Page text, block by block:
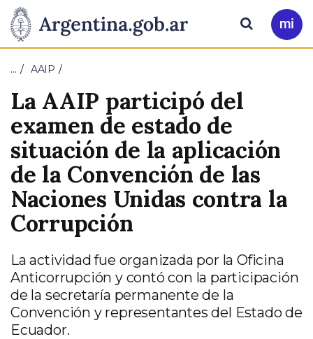
Presidencia
de
la
Nación
Pasar al contenido principal
Ir
a
Buscar
… AAIP
La AAIP participó del
examen de estado de
situación de la aplicación
de la Convención de las
Naciones Unidas contra la
Corrupción
La actividad fue organizada por la Oficina
Anticorrupción y contó con la participación
de la secretaría permanente de la
Convención y representantes del Estado de
Ecuador.